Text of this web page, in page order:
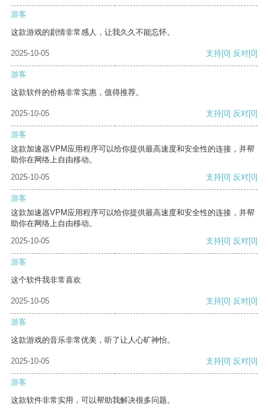
游客
这款游戏的剧情非常感人，让我久久不能忘怀。
2025-10-05 支持[0] 反对[0]
游客
这款软件的价格非常实惠，值得推荐。
2025-10-05 支持[0] 反对[0]
游客
这款加速器VPM应用程序可以给你提供最高速度和安全性的连接，并帮
助你在网络上自由移动。
2025-10-05
支持[0] 反对[0]
游客
这款加速器VPM应用程序可以给你提供最高速度和安全性的连接，并帮
助你在网络上自由移动。
2025-10-05
支持[0] 反对[0]
游客
这个软件我非常喜欢
2025-10-05 支持[0] 反对[0]
游客
这款游戏的音乐非常优美，听了让人心旷神怡。
2025-10-05 支持[0] 反对[0]
游客
这款软件非常实用，可以帮助我解决很多问题。